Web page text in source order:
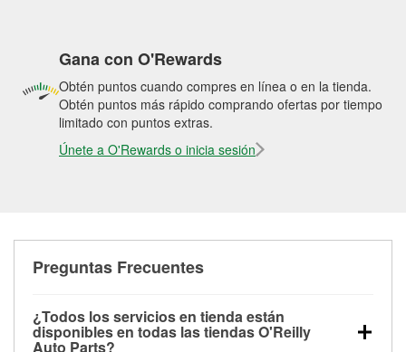
Gana con O'Rewards
Obtén puntos cuando compres en línea o en la tienda.
Obtén puntos más rápido comprando ofertas por tiempo
limitado con puntos extras.
Únete a O'Rewards o inicia sesión
Preguntas Frecuentes
¿Todos los servicios en tienda están
disponibles en todas las tiendas O'Reilly
Auto Parts?